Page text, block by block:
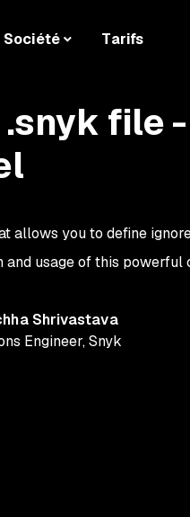
Société Tarifs
file
allows you to define
and usage of this powerful
Shrivastava
Engineer,Snyk